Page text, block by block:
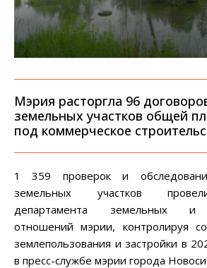
Мэрия расторгла 96
земельных участков общей
под коммерческое
1 359 проверок и
земельных участков
департамента земельных и
отношений мэрии, контролируя
землепользования и застройки в
в пресс-службе мэрии города